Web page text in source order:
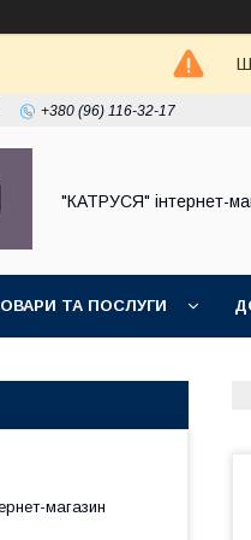
+380 (96) 116-32-17
"КАТРУСЯ" інтернет-
ТА ПОСЛУГИ
магазин